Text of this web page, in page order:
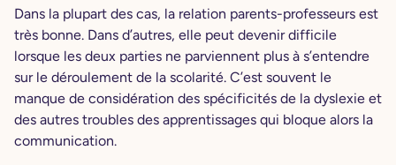
Dans la plupart des cas, la relation parents-professeurs est
très bonne. Dans d’autres, elle peut devenir difficile
lorsque les deux parties ne parviennent plus à s’entendre
sur le déroulement de la scolarité. C’est souvent le
manque de considération des spécificités de la dyslexie et
des autres troubles des apprentissages qui bloque alors la
communication.